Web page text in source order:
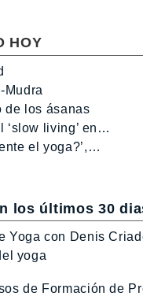
HOY
Mudra
de los ásanas
‘slow living’ en…
el yoga?’,…
los últimos 30
Yoga con Denis
yoga
de Formación de